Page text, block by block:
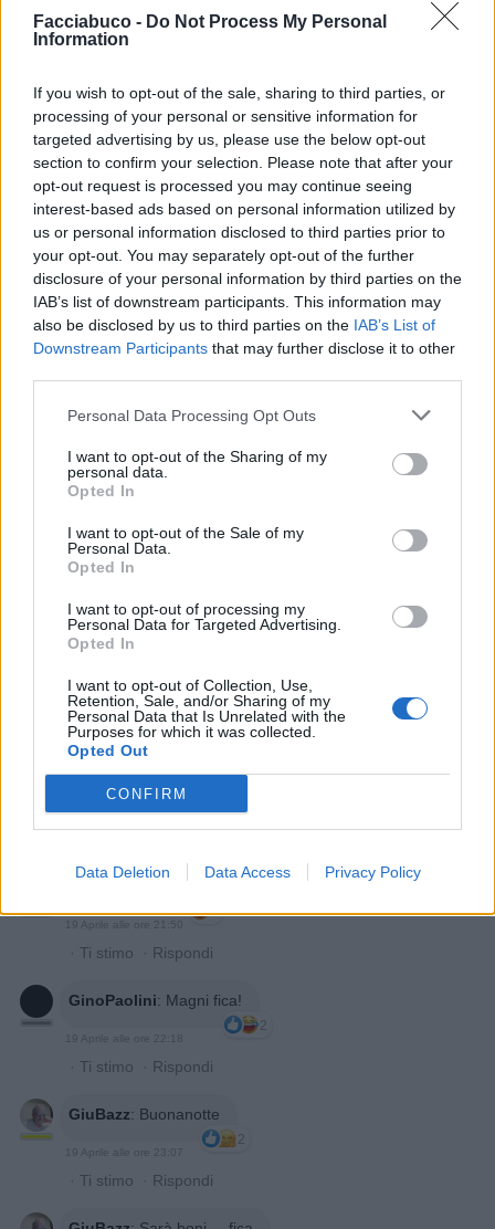
Facciabuco - Do Not Process My Personal
Information
If you wish to opt-out of the sale, sharing to third parties, or
processing of your personal or sensitive information for
targeted advertising by us, please use the below opt-out
section to confirm your selection. Please note that after your
opt-out request is processed you may continue seeing
interest-based ads based on personal information utilized by
us or personal information disclosed to third parties prior to
your opt-out. You may separately opt-out of the further
disclosure of your personal information by third parties on the
IAB’s list of downstream participants. This information may
also be disclosed by us to third parties on the IAB’s List of
Downstream Participants that may further disclose it to other
Personal Data Processing Opt Outs
I want to opt-out of the Sharing of my
personal data.
Opted In
I want to opt-out of the Sale of my
Personal Data.
Opted In
I want to opt-out of processing my
Personal Data for Targeted Advertising.
Opted In
I want to opt-out of Collection, Use,
Retention, Sale, and/or Sharing of my
Personal Data that Is Unrelated with the
Purposes for which it was collected.
Opted Out
CONFIRM
Data Deletion Data Access Privacy Policy
isabel:🤭😂
3
19 Aprile alle ore 21:33
VorreiAggiungere
Sicuramente possiedi una ottima
19 Aprile alle ore 21:37
·Ti stimo·Rispondi
Bronsequerte:VorreiAggiungere a riconoscimento di
19 Aprile alle ore 21:46
Zozzoni🤭
1
19 Aprile alle ore 21:50
· Ti stimo · Rispondi
GinoPaolini: Magni fica!
2
19 Aprile alle ore 22:18
· Ti stimo · Rispondi
GiuBazz: Buonanotte
2
19 Aprile alle ore 23:07
· Ti stimo · Rispondi